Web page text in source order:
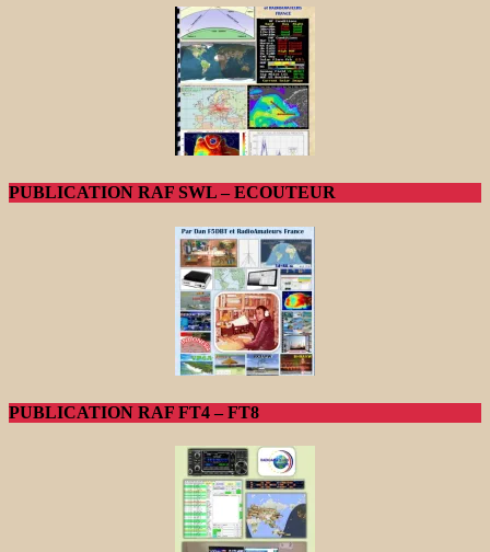
PUBLICATION RAF SWL – ECOUTEUR
PUBLICATION RAF FT4 – FT8